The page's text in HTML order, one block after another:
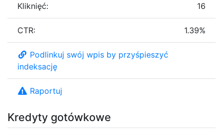
Kredyty gotówkowe
Kliknięć: 16
CTR: 1.39%
Podlinkuj swój wpis by przyśpieszyć
indeksację
Raportuj